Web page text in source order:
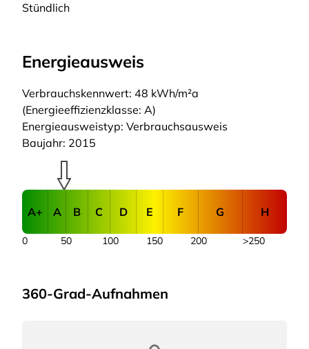
Stündlich
Energieausweis
Verbrauchskennwert: 48 kWh/m²a
(Energieeffizienzklasse: A)
Energieausweistyp: Verbrauchsausweis
Baujahr: 2015
A+ A B C D E F G H
50 100 150 200
0 >250
360-Grad-Aufnahmen